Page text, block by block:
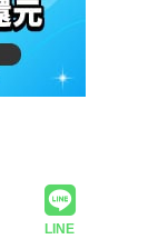
LINE